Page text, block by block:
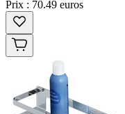
Prix : 70.49 euros